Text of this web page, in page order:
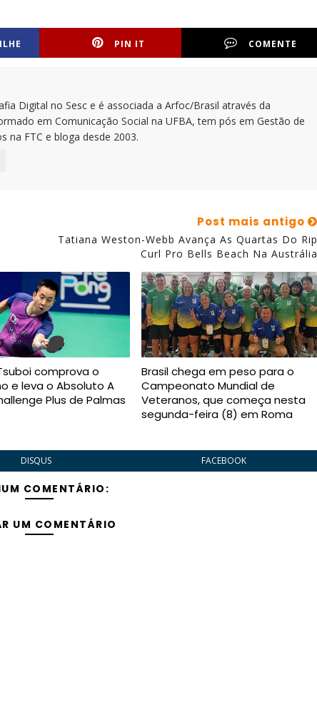
PIN IT COMENTE
Digital no Sesc e é associada a Arfoc/Brasil através da
em Comunicação Social na UFBA, tem pós em Gestão de
na FTC e bloga desde 2003.
Post mais antigo
Tatiana Weston-Webb Avança As Quartas Do Rip
Curl Pro Bells Beach Na Austrália
comprova o
e leva o Absoluto A
Plus de Palmas
Brasil chega em peso para o
Campeonato Mundial de
Veteranos, que começa nesta
segunda-feira (8) em Roma
DISQUS FACEBOOK
COMENTÁRIO:
UM COMENTÁRIO